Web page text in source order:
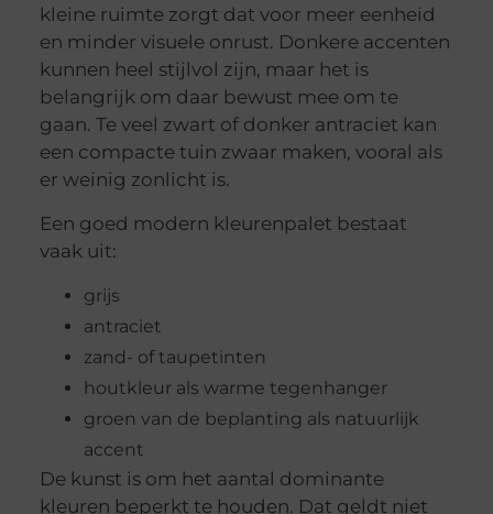
kleine ruimte zorgt dat voor meer eenheid
en minder visuele onrust. Donkere accenten
kunnen heel stijlvol zijn, maar het is
belangrijk om daar bewust mee om te
gaan. Te veel zwart of donker antraciet kan
een compacte tuin zwaar maken, vooral als
er weinig zonlicht is.
Een goed modern kleurenpalet bestaat
vaak uit:
grijs
antraciet
zand- of taupetinten
houtkleur als warme tegenhanger
groen van de beplanting als natuurlijk
accent
De kunst is om het aantal dominante
kleuren beperkt te houden. Dat geldt niet